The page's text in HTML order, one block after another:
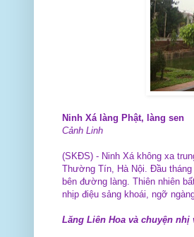
Ninh Xá làng Phật, làng sen
Cảnh Linh
(SKĐS) - Ninh Xá không xa
Thường Tín, Hà Nội. Đầu
bên đường làng. Thiên nhiên
nhịp điệu sảng khoái, ngỡ
Lăng Liên Hoa và chuyện nhị